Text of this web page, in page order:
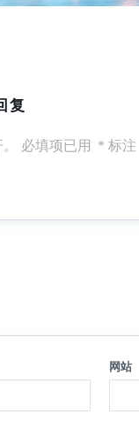
复
必填项已用 * 标注
网站